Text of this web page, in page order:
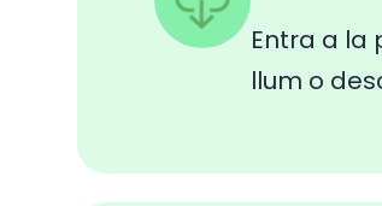
Entra a la
llum o